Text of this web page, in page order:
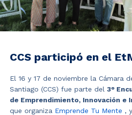
CCS participó en el
El 16 y 17 de noviembre la Cámara
Santiago (CCS) fue parte del 3°
de Emprendimiento, Innovación e
que organiza Emprende Tu Mente ,